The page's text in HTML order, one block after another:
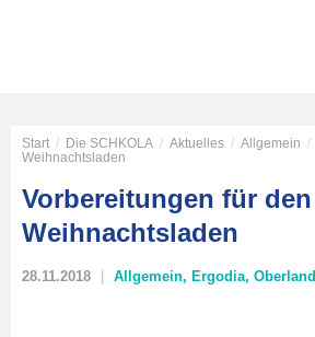
Start / Die SCHKOLA / Aktuelles / Allgemein /
Weihnachtsladen
Vorbereitungen für den
Weihnachtsladen
28.11.2018 Allgemein, Ergodia, Oberland